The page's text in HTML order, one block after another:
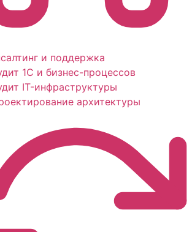
и поддержка
1С и бизнес-процессов
IT-инфраструктуры
архитектуры